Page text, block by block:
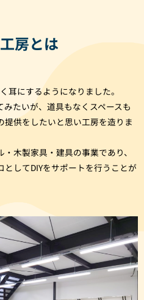
房とは
耳にするようになりました。
たいが、道具もなくスペースも
供をしたいと思い工房を造りま
木製家具・建具の事業であり、
してDIYをサポートを行うことが